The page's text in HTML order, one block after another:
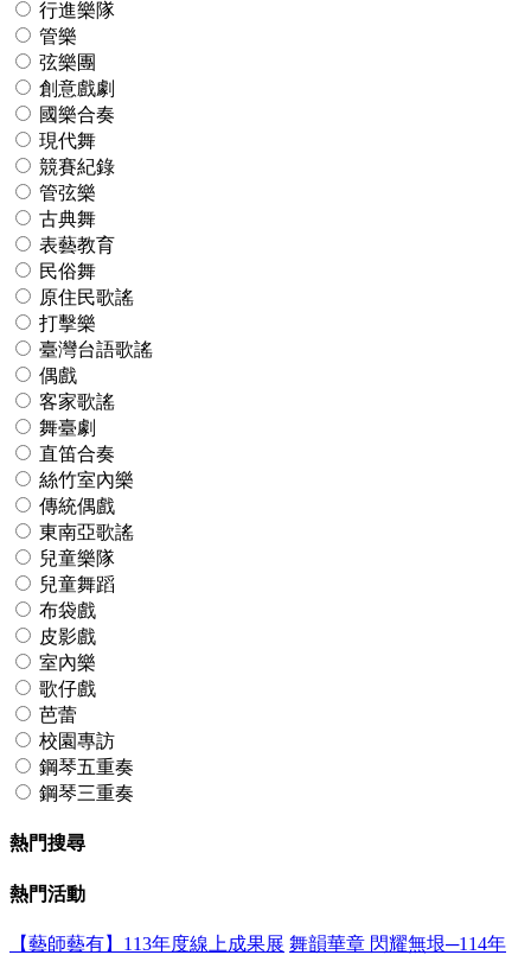
行進樂隊
管樂
弦樂團
創意戲劇
國樂合奏
現代舞
競賽紀錄
管弦樂
古典舞
表藝教育
民俗舞
原住民歌謠
打擊樂
臺灣台語歌謠
偶戲
客家歌謠
舞臺劇
直笛合奏
絲竹室內樂
傳統偶戲
東南亞歌謠
兒童樂隊
兒童舞蹈
布袋戲
皮影戲
室內樂
歌仔戲
芭蕾
校園專訪
鋼琴五重奏
鋼琴三重奏
熱門搜尋
熱門活動
【藝師藝有】113年度線上成果展 舞韻華章 閃耀無垠─114年